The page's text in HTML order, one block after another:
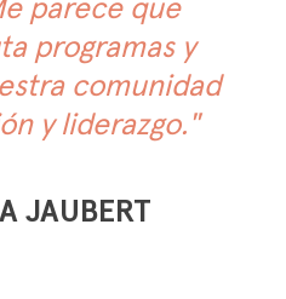
parece que
programas y
comunidad
y liderazgo."
JAUBERT